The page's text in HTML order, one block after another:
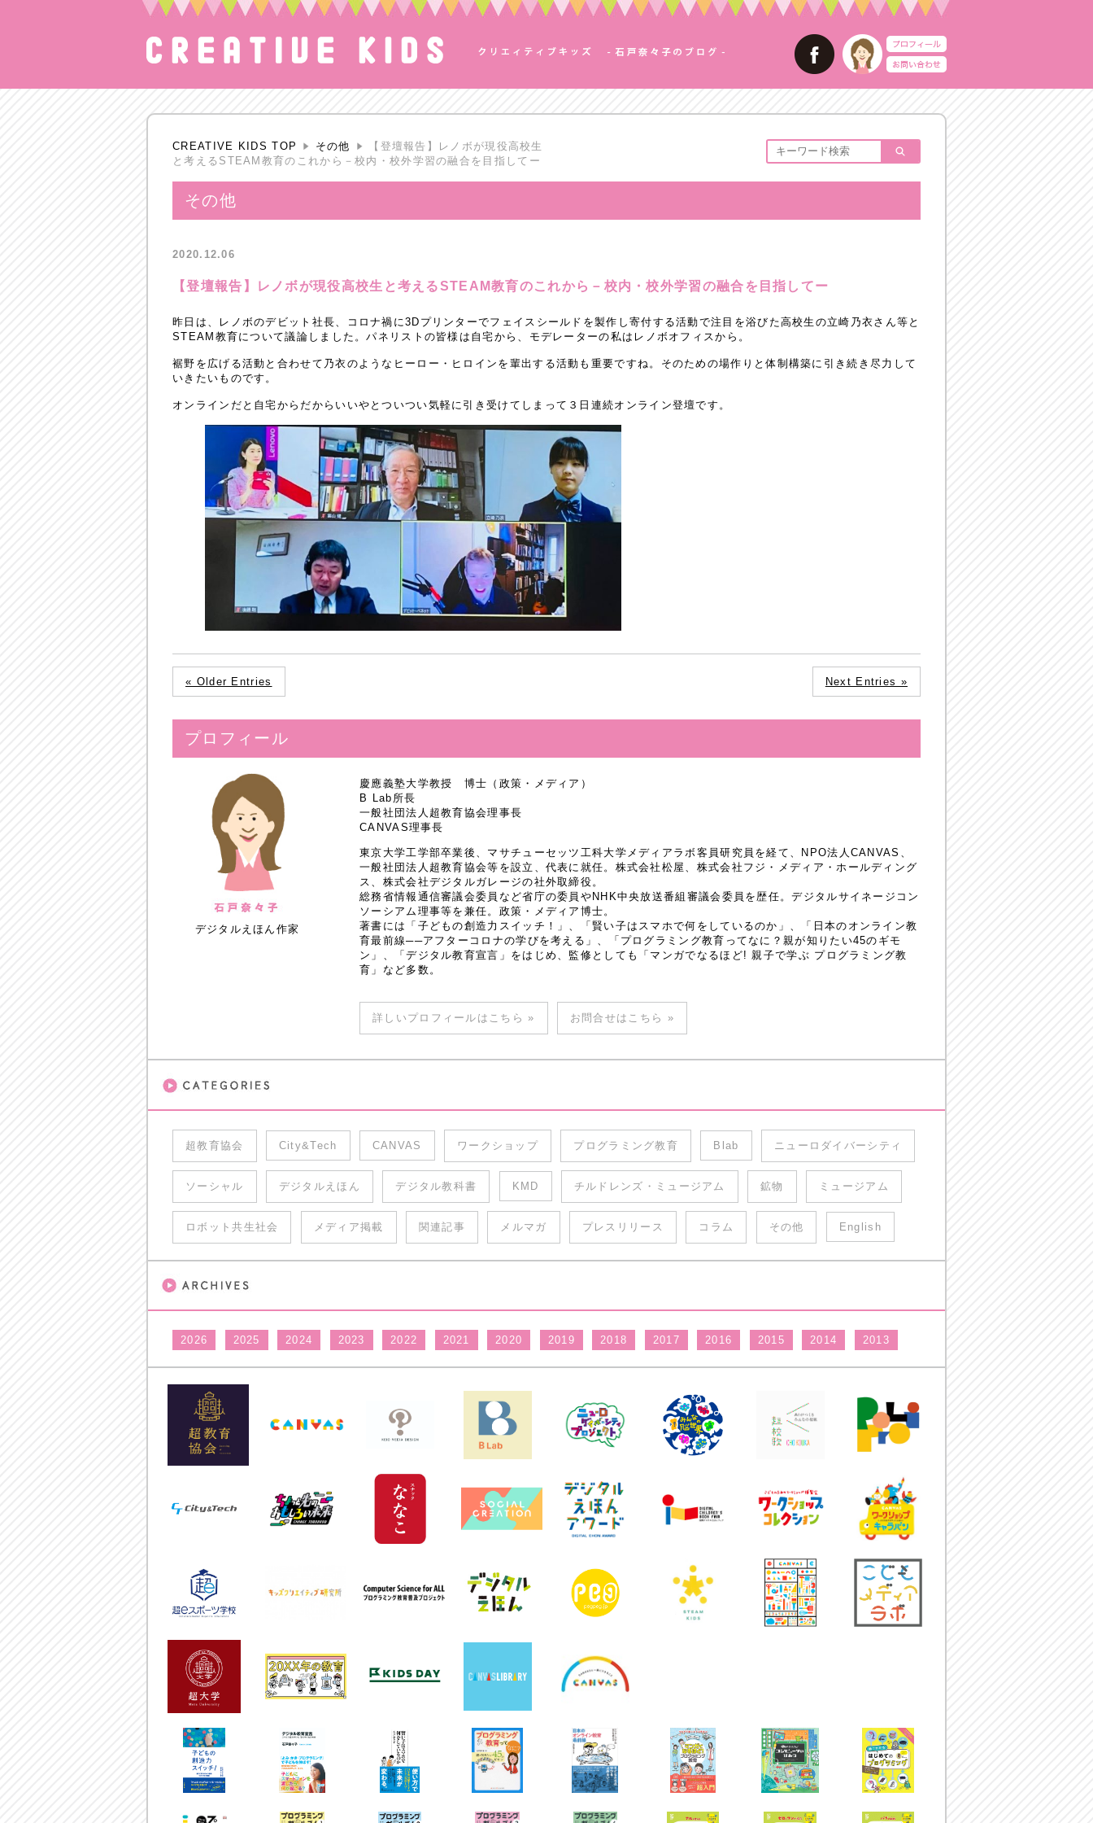
CREATIVE KIDS TOP その他
【登壇報告】レノボが現役高校生
と考えるSTEAM教育のこれから－校内・校外学習の融合を目指してー
その他
2020.12.06
【登壇報告】レノボが現役高校生と考えるSTEAM教育のこれから－校内・校外学習の融合を目指してー
昨日は、レノボのデビット社長、コロナ禍に3Dプリンターでフェイスシールドを製作し寄付する活動で注目を浴びた高校生の立崎乃衣さん等と
STEAM教育について議論しました。パネリストの皆様は自宅から、モデレーターの私はレノボオフィスから。
裾野を広げる活動と合わせて乃衣のようなヒーロー・ヒロインを輩出する活動も重要ですね。そのための場作りと体制構築に引き続き尽力して
いきたいものです。
オンラインだと自宅からだからいいやとついつい気軽に引き受けてしまって３日連続オンライン登壇です。
« Older Entries Next Entries »
プロフィール
デジタルえほん作家
慶應義塾大学教授 博士（政策・メディア）
B Lab所長
一般社団法人超教育協会理事長
CANVAS理事長
東京大学工学部卒業後、マサチューセッツ工科大学メディアラボ客員研究員を経て、NPO法人CANVAS、
一般社団法人超教育協会等を設立、代表に就任。株式会社松屋、株式会社フジ・メディア・ホールディング
ス、株式会社デジタルガレージの社外取締役。
総務省情報通信審議会委員など省庁の委員やNHK中央放送番組審議会委員を歴任。デジタルサイネージコン
ソーシアム理事等を兼任。政策・メディア博士。
著書には「子どもの創造力スイッチ！」、「賢い子はスマホで何をしているのか」、「日本のオンライン教
育最前線──アフターコロナの学びを考える」、「プログラミング教育ってなに？親が知りたい45のギモ
ン」、「デジタル教育宣言」をはじめ、監修としても「マンガでなるほど! 親子で学ぶ プログラミング教
育」など多数。
詳しいプロフィールはこちら » お問合せはこちら »
超教育協会 City&Tech CANVAS ワークショップ プログラミング教育 Blab ニューロダイバーシティ
ソーシャル デジタルえほん デジタル教科書 KMD チルドレンズ・ミュージアム 鉱物 ミュージアム
ロボット共生社会 メディア掲載 関連記事 メルマガ プレスリリース コラム その他 English
2026 2025 2024 2023 2022 2021 2020 2019 2018 2017 2016 2015 2014 2013